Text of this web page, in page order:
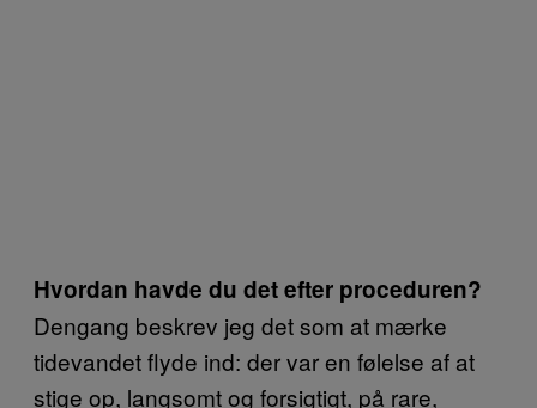
Hvordan havde du det efter proceduren?
Dengang beskrev jeg det som at mærke
tidevandet flyde ind: der var en følelse af at
stige op, langsomt og forsigtigt, på rare,